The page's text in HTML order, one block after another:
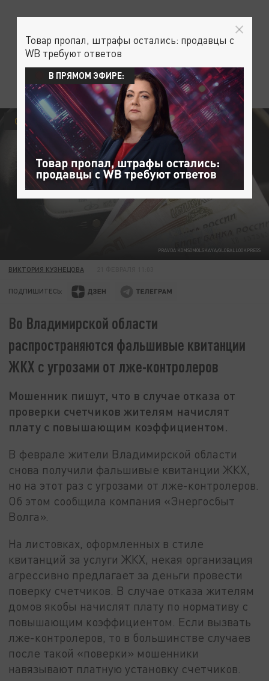
PRAVDA KOMSOMOLSKAYA/GLOBALLOOKPRESS
ОБЩЕСТВО
ВИКТОРИЯ КУЗНЕЦОВА
ПОДПИШИТЕСЬ:
Во Владимирской области
распространяются фальшивые квитанции
ЖКХ с угрозами от лже-контролеров
Мошенник пишут, что в случае отказа от
проверки счетчиков жителям начислят
плату с повышающим коэффициентом.
В феврале жители Владимирской области
снова получили фальшивые квитанции ЖКХ,
но на этот раз с угрозами от лже-контролеров.
Об этом сообщила компания «Энергосбыт
Волга».
На листовках, оформленных в стиле
квитанций за услуги ЖКХ, некая организация
агрессивно предлагает за деньги провести
поверку счетчиков. В случае отказа жителям
домов якобы начислят плату по нормативу с
повышающим коэффициентом. Если вызвать
лже-контролеров, то в большинстве случаев
после такой «поверки» мошенники
навязывают платную установку счетчиков.
Товар пропал, штрафы остались: продавцы с
WB требуют ответов
В ПРЯМОМ ЭФИРЕ: